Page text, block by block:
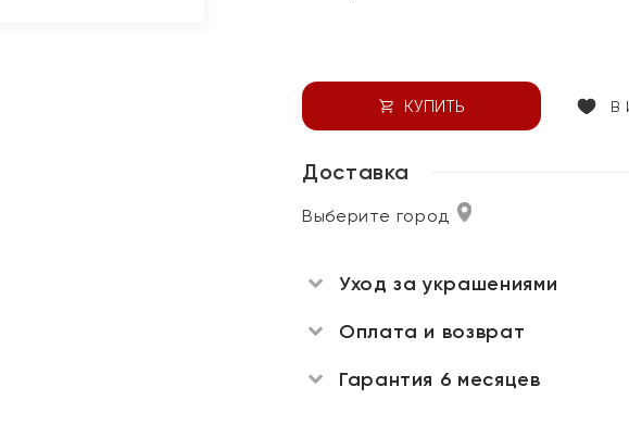
КУПИТЬ В
Доставка
Выберите город
Уход за украшениями
Оплата и возврат
Гарантия 6 месяцев